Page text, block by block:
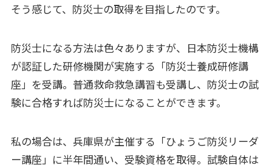
そう感じて、防災士の取得を目指したのです。
防災士になる方法は色々ありますが、日本防災士機構
が認証した研修機関が実施する「防災士養成研修講
座」を受講。普通救命救急講習も受講し、防災士の試
験に合格すれば防災士になることができます。
私の場合は、兵庫県が主催する「ひょうご防災リーダ
ー講座」に半年間通い、受験資格を取得。試験自体は